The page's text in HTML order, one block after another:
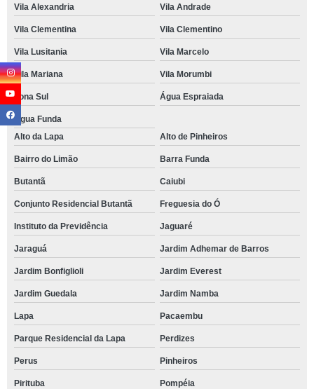
Vila Alexandria Vila Andrade
Vila Clementina Vila Clementino
Vila Lusitania Vila Marcelo
Vila Mariana Vila Morumbi
Zona Sul Água Espraiada
Água Funda
Alto da Lapa
Alto de Pinheiros
Bairro do Limão Barra Funda
Butantã Caiubi
Conjunto Residencial Butantã Freguesia do Ó
Instituto da Previdência Jaguaré
Jaraguá Jardim Adhemar de Barros
Jardim Bonfiglioli Jardim Everest
Jardim Guedala Jardim Namba
Lapa Pacaembu
Parque Residencial da Lapa Perdizes
Perus Pinheiros
Pirituba Pompéia